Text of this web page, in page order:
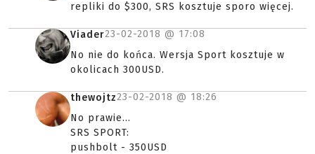
repliki do $300, SRS kosztuje sporo więcej.
Viader23-02-2018 @ 17:08
No nie do końca. Wersja Sport kosztuje w
okolicach 300USD.
thewojtz23-02-2018 @ 18:26
No prawie...
SRS SPORT:
pushbolt - 350USD